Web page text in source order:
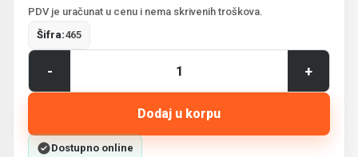
PDV je uračunat u cenu i nema skrivenih troškova.
Šifra:465
- +
Dodaj u korpu
Dostupno online